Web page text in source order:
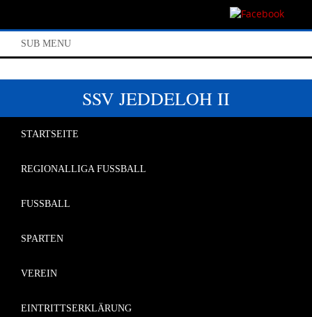
SUB MENU
SSV JEDDELOH II
STARTSEITE
REGIONALLIGA FUSSBALL
FUSSBALL
SPARTEN
VEREIN
EINTRITTSERKLÄRUNG